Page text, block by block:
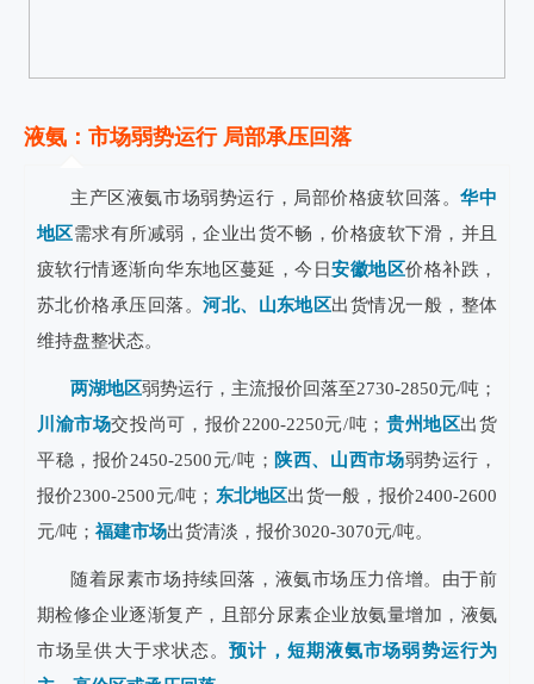
液氨：市场弱势运行 局部承压回落
主产区液氨市场弱势运行，局部价格疲软回落。华中
地区需求有所减弱，企业出货不畅，价格疲软下滑，并且
疲软行情逐渐向华东地区蔓延，今日安徽地区价格补跌，
苏北价格承压回落。河北、山东地区出货情况一般，整体
维持盘整状态。
两湖地区弱势运行，主流报价回落至2730-2850元/吨；
川渝市场交投尚可，报价2200-2250元/吨； 贵州地区出货
平稳，报价2450-2500元/吨； 陕西、山西市场弱势运行，
报价2300-2500元/吨； 东北地区出货一般，报价2400-2600
元/吨； 福建市场出货清淡，报价3020-3070元/吨。
随着尿素市场持续回落，液氨市场压力倍增。由于前
期检修企业逐渐复产，且部分尿素企业放氨量增加，液氨
市场呈供大于求状态。预计，短期液氨市场弱势运行为